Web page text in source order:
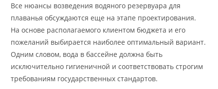
Все нюансы возведения водяного резервуара для
плаванья обсуждаются еще на этапе проектирования.
На основе располагаемого клиентом бюджета и его
пожеланий выбирается наиболее оптимальный вариант.
Одним словом, вода в бассейне должна быть
исключительно гигиеничной и соответствовать строгим
требованиям государственных стандартов.